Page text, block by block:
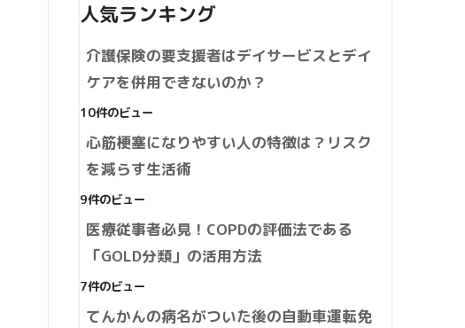
人気ランキング
介護保険の要支援者はデイサービスとデイ
ケアを併用できないのか？
10件のビュー
心筋梗塞になりやすい人の特徴は？リスク
を減らす生活術
9件のビュー
医療従事者必見！COPDの評価法である
「GOLD分類」の活用方法
7件のビュー
てんかんの病名がついた後の自動車運転免